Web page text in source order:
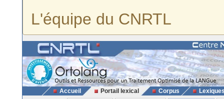
L'équipe du CNRTL
Accueil Portail lexical Corpus